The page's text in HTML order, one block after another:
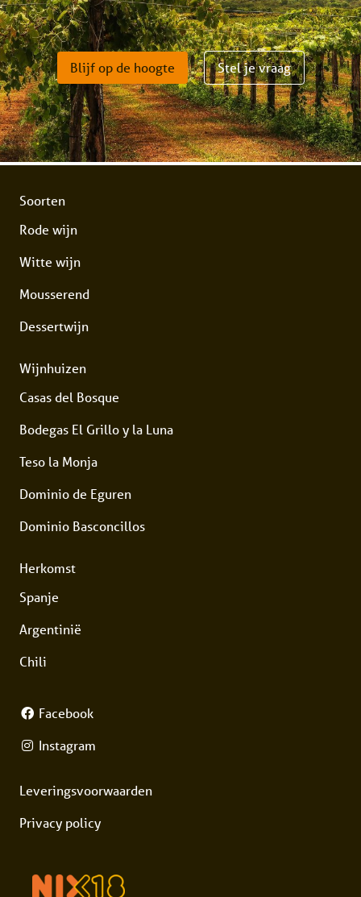
Blijf op de hoogte Stel je vraag
Soorten
Rode wijn
Witte wijn
Mousserend
Dessertwijn
Wijnhuizen
Casas del Bosque
Bodegas El Grillo y la Luna
Teso la Monja
Dominio de Eguren
Dominio Basconcillos
Herkomst
Spanje
Argentinië
Chili
Facebook
Instagram
Leveringsvoorwaarden
Privacy policy